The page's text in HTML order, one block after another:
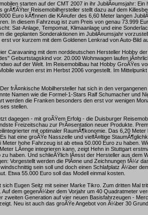
starten auf der CMT 2007 in ihr JubilÃ¤umsjahr: Ein
Reisemobilhersteller stellt dazu auf dem
Euro kÃ¶nnen die KÃ¤ufer des 6,60 Meter langen
In diesem Fahrzeug ist zum Preis von genau 73.999
Sat-Anlage, Tempomat, Klimaanlage und eine
die geplanten Sonderaktionen im JubilÃ¤umsjahr
vor kurzem mit dem Goldenen Lenkrad von Auto-Bild
Caravaning mit dem norddeutschen Hersteller Hobby
Geburtstagskind vor. 20.000 Wohnwagen laufen
auf der Welt. Im Reisemobilbau hat Hobby GroÃŸes
wurden erst im Herbst 2006 vorgestellt. Im
frÃ¤nkische Mobilhersteller hat sich in den
Namen wie die Formel-1-Stars Ralf Schumacher und
werden die Franken besonders den erst vor wenigen
stellen.
dagegen - mit groÃŸem Erfolg - die Duisburger
Freizeitschau zur PrÃ¤sentation neuer Produkte.
mit optimaler RaumÃ¶konomie. Das 6,20
hat eine groÃŸe Nasszelle und vielfÃ¤ltige
hohe Fahrzeug ist ab etwa 50.000 Euro zu haben.
LÃ¤nge integrieren kann, zeigt Hehn in Stuttgart
haben. Und schlieÃŸlich lÃ¤sst der Hersteller aus dem
Vorgestellt werden die PlÃ¤ne und Zeichnungen fÃ¼r
sein soll und doch einen Schlafplatz Ã¼ber
Etwa 55.000 Euro soll das Modell einmal kosten.
Eugen Seitz mit seiner Marke Tikro. Zum dritten Mal
dem gegenÃ¼ber dem Vorjahr um 40 Quadratmeter
zweiten Generation auf vier neuen Basisfahrzeugen -
Neu ist auch das groÃŸe Angebot von Ã¼ber 30